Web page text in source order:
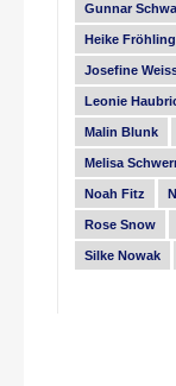
Gunnar
Heike Fröhling
Josefine
Leonie
Malin Blunk
Melisa
Noah Fitz
Rose Snow
Silke Nowak